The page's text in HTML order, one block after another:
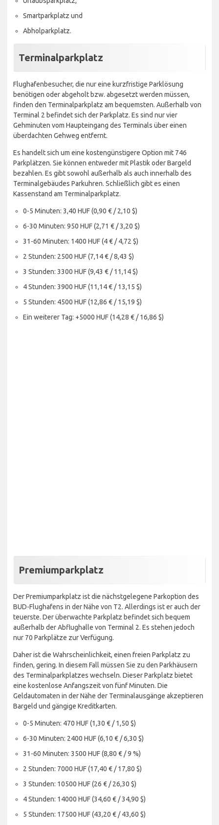
Smartparkplatz und
Abholparkplatz.
Terminalparkplatz
Flughafenbesucher, die nur eine kurzfristige Parklösung
benötigen oder abgeholt bzw. abgesetzt werden müssen,
finden den Terminalparkplatz am bequemsten. Außerhalb von
Terminal 2 befindet sich der Parkplatz. Es sind nur vier
Gehminuten vom Haupteingang des Terminals über einen
überdachten Gehweg entfernt.
Es handelt sich um eine kostengünstigere Option mit 746
Parkplätzen. Sie können entweder mit Plastik oder Bargeld
bezahlen. Es gibt sowohl außerhalb als auch innerhalb des
Terminalgebäudes Parkuhren. Schließlich gibt es einen
Kassenstand am Terminalparkplatz.
0-5 Minuten: 3,40 HUF (0,90 € / 2,10 $)
6-30 Minuten: 950 HUF (2,71 € / 3,20 $)
31-60 Minuten: 1400 HUF (4 € / 4,72 $)
2 Stunden: 2500 HUF (7,14 € / 8,43 $)
3 Stunden: 3300 HUF (9,43 € / 11,14 $)
4 Stunden: 3900 HUF (11,14 € / 13,15 $)
5 Stunden: 4500 HUF (12,86 € / 15,19 $)
Ein weiterer Tag: +5000 HUF (14,28 € / 16,86 $)
Premiumparkplatz
Der Premiumparkplatz ist die nächstgelegene Parkoption des
BUD-Flughafens in der Nähe von T2. Allerdings ist er auch der
teuerste. Der überwachte Parkplatz befindet sich bequem
außerhalb der Abflughalle von Terminal 2. Es stehen jedoch
nur 70 Parkplätze zur Verfügung.
Daher ist die Wahrscheinlichkeit, einen freien Parkplatz zu
finden, gering. In diesem Fall müssen Sie zu den Parkhäusern
des Terminalparkplatzes wechseln. Dieser Parkplatz bietet
eine kostenlose Anfangszeit von fünf Minuten. Die
Geldautomaten in der Nähe der Terminalausgänge akzeptieren
Bargeld und gängige Kreditkarten.
0-5 Minuten: 470 HUF (1,30 € / 1,50 $)
6-30 Minuten: 2400 HUF (6,10 € / 6,30 $)
31-60 Minuten: 3500 HUF (8,80 € / 9 %)
2 Stunden: 7000 HUF (17,40 € / 17,80 $)
3 Stunden: 10500 HUF (26 € / 26,30 $)
4 Stunden: 14000 HUF (34,60 € / 34,90 $)
5 Stunden: 17500 HUF (43,20 € / 43,60 $)